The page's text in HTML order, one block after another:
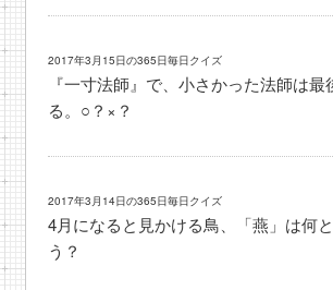
2017年3月15日の365日毎日クイズ
『一寸法師』で、小さかった法師は最
る。○？×？
2017年3月14日の365日毎日クイズ
4月になると見かける鳥、「燕」は何
う？